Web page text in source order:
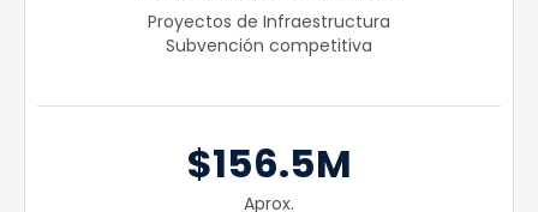
Proyectos de Infraestructura
Subvención competitiva
$156.5M
Aprox.